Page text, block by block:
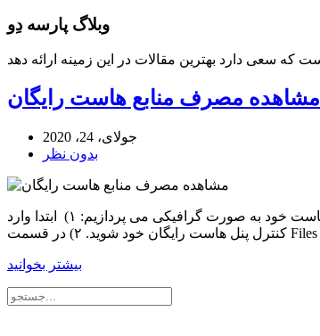
وبلاگ پارسه دِو
مشاهده مصرف منابع هاست رایگان
جولای، 24، 2020
بدون نظر
مشاهده مصرف منابع هاست رایگان مشاهده میزان مصرف فضا در هاست رایگان در این آموزش به معرفی بخش برای نمایش میزان مصرف فضای هاست خود به صورت گرافیکی می پردازیم: ۱) ابتدا وارد
بیشتر بخوانید